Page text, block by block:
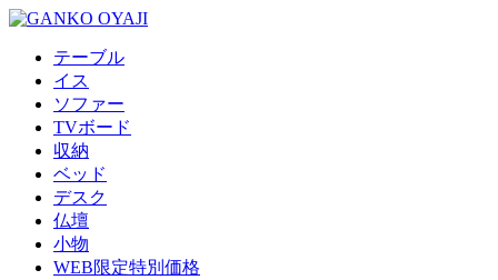
テーブル
イス
ソファー
TVボード
収納
ベッド
デスク
仏壇
小物
WEB限定特別価格